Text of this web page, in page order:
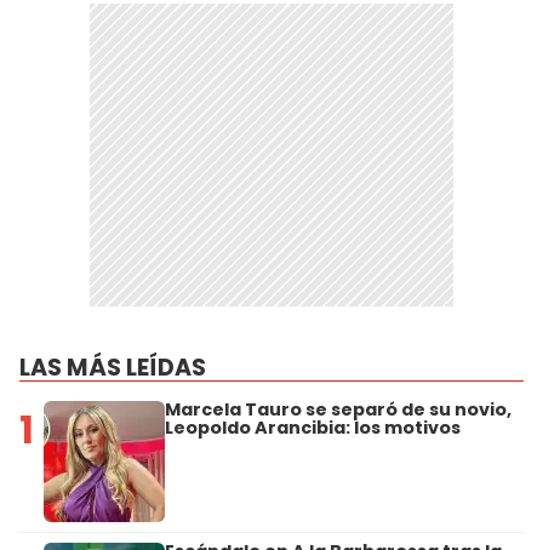
LAS MÁS LEÍDAS
1 Marcela Tauro se separó de su novio,
Leopoldo Arancibia: los motivos